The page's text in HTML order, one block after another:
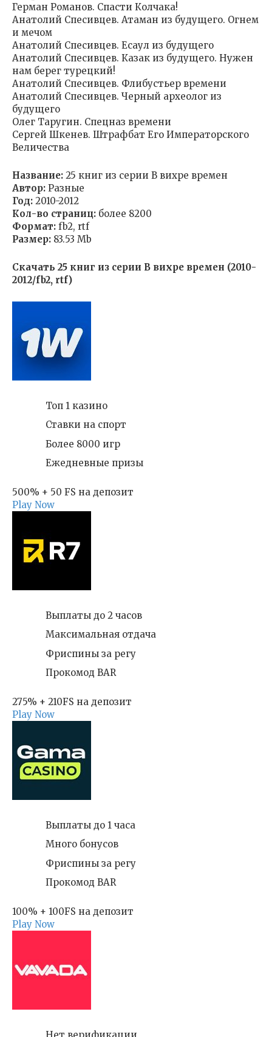
Герман Романов. Спасти Колчака!
Анатолий Спесивцев. Атаман из будущего. Огнем
и мечом
Анатолий Спесивцев. Есаул из будущего
Анатолий Спесивцев. Казак из будущего. Нужен
нам берег турецкий!
Анатолий Спесивцев. Флибустьер времени
Анатолий Спесивцев. Черный археолог из
будущего
Олег Таругин. Спецназ времени
Сергей Шкенев. Штрафбат Его Императорского
Величества
Название: 25 книг из серии В вихре времен
Автор: Разные
Год: 2010-2012
Кол-во страниц: более 8200
Формат: fb2, rtf
Размер: 83.53 Mb
Скачать 25 книг из серии В вихре времен (2010-
2012/fb2, rtf)
Топ 1 казино
Ставки на спорт
Более 8000 игр
Ежедневные призы
500% + 50 FS на депозит
Play Now
Выплаты до 2 часов
Максимальная отдача
Фриспины за регу
Прокомод BAR
275% + 210FS на депозит
Play Now
Выплаты до 1 часа
Много бонусов
Фриспины за регу
Прокомод BAR
100% + 100FS на депозит
Play Now
Нет верификации